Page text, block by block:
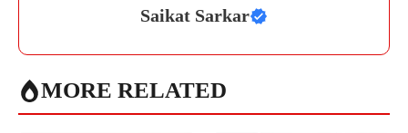
Saikat Sarkar
MORE RELATED